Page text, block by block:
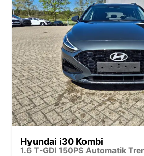
Hyundai i30 Kombi